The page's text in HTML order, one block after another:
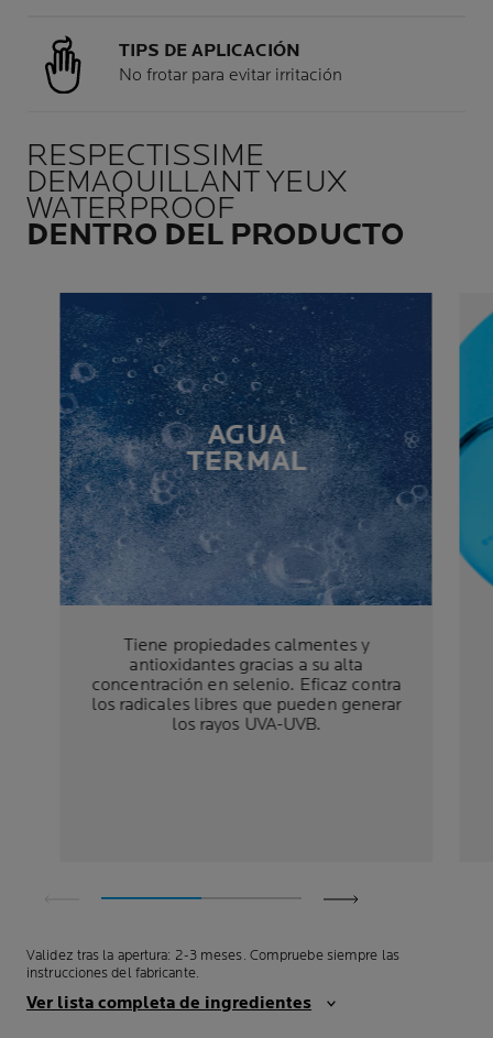
TIPS DE APLICACIÓN
No frotar para evitar irritación
RESPECTISSIME
DEMAQUILLANT YEUX
WATERPROOF
DENTRO DEL PRODUCTO
AGUA
TERMAL
Tiene propiedades calmentes y
antioxidantes gracias a su alta
concentración en selenio. Eficaz contra
los radicales libres que pueden generar
los rayos UVA-UVB.
Validez tras la apertura: 2-3 meses. Compruebe siempre las
instrucciones del fabricante.
Ver lista completa de ingredientes